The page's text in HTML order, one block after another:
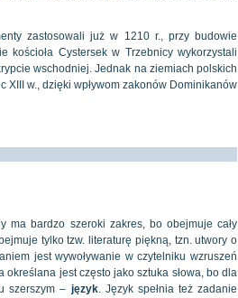
zastosowali już w 1210 r., przy budowie
kościoła Cystersek w Trzebnicy wykorzystali
wschodniej. Jednak na ziemiach polskich
w., dzięki wpływom zakonów Dominikanów
bardzo szeroki zakres, bo obejmuje cały
tylko tzw. literaturę piękną, tzn. utwory o
jest wywoływanie w czytelniku wzruszeń
określana jest często jako sztuka słowa, bo dla
szerszym – język. Język spełnia też zadanie